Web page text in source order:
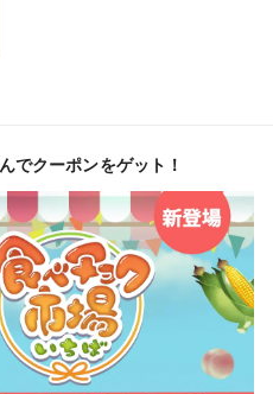
だきたいです。
を育てることができまし
ていただくと、「菓子パン
れていますが、それだけで
りです！
でクーポンをゲット！